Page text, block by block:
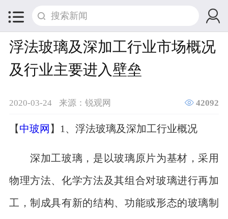
 
浮法玻璃及深加工行业市场概况
及行业主要进入壁垒
2020-03-24 来源：锐观网  42092
【 中玻网 】1、浮法玻璃及深加工行业概况
深加工玻璃，是以玻璃原片为基材，采用
物理方法、化学方法及其组合对玻璃进行再加
工，制成具有新的结构、功能或形态的玻璃制